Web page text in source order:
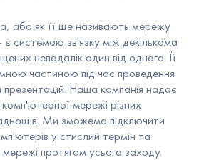
або як її ще називають мережу
системою зв'язку між декількома
неподалік один від одного. Її
частиною під час проведення
презентацій. Наша компанія надає
мережі різних
Ми зможемо підключити
у стислий термін та
протягом усього заходу.